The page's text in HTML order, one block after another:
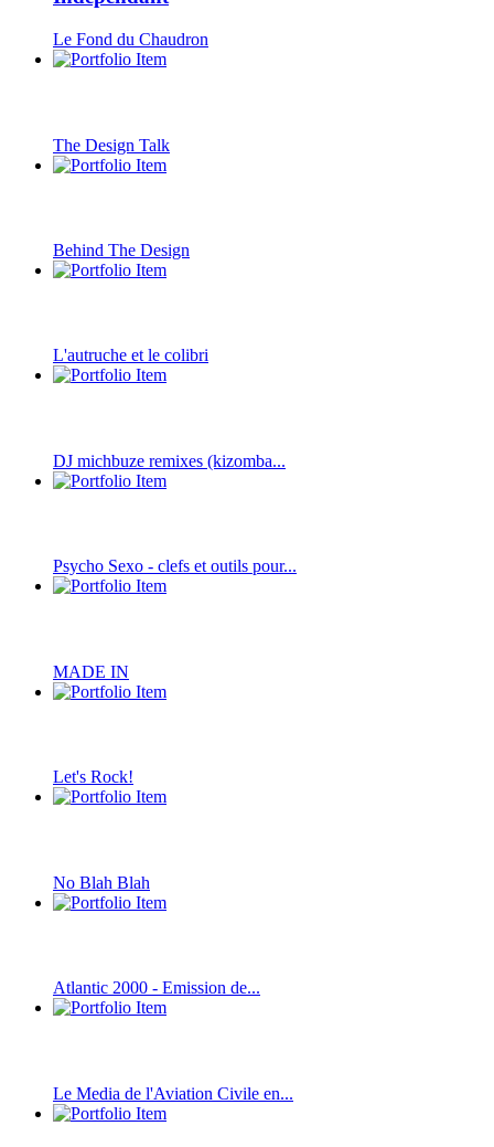
Le Fond du Chaudron
The Design Talk
Behind The Design
L'autruche et le colibri
DJ michbuze remixes (kizomba...
Psycho Sexo - clefs et outils pour...
MADE IN
Let's Rock!
No Blah Blah
Atlantic 2000 - Emission de...
Le Media de l'Aviation Civile en...